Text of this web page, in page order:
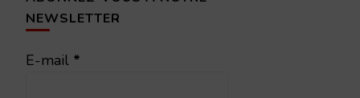
NEWSLETTER
E-mail *